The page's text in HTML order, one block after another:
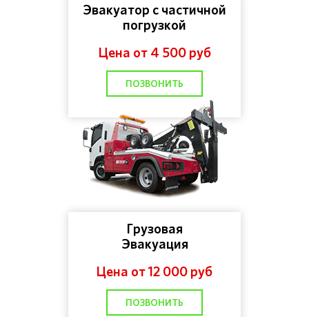
Эвакуатор с частичной
погрузкой
Цена от 4 500 руб
ПОЗВОНИТЬ
Грузовая
Эвакуация
Цена от 12 000 руб
ПОЗВОНИТЬ